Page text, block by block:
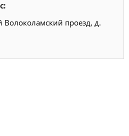
Волоколамский проезд, д.